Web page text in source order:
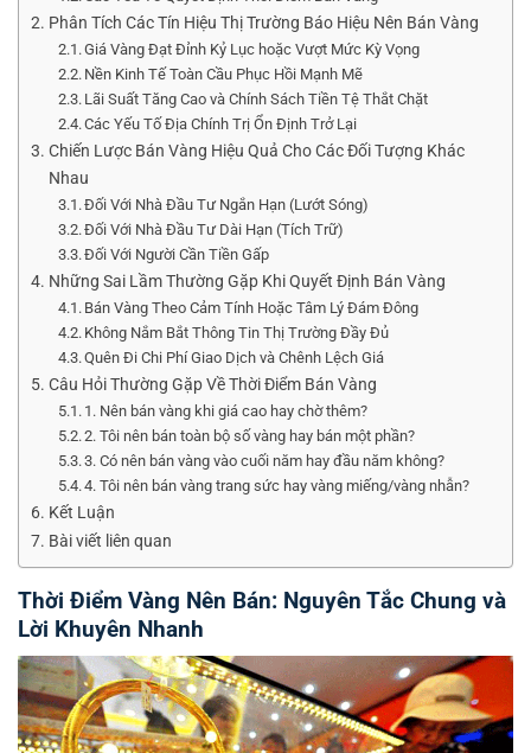
Phân Tích Các Tín Hiệu Thị Trường Báo Hiệu Nên Bán Vàng
Giá Vàng Đạt Đỉnh Kỷ Lục hoặc Vượt Mức Kỳ Vọng
Nền Kinh Tế Toàn Cầu Phục Hồi Mạnh Mẽ
Lãi Suất Tăng Cao và Chính Sách Tiền Tệ Thắt Chặt
Các Yếu Tố Địa Chính Trị Ổn Định Trở Lại
Chiến Lược Bán Vàng Hiệu Quả Cho Các Đối Tượng Khác
Nhau
Đối Với Nhà Đầu Tư Ngắn Hạn (Lướt Sóng)
Đối Với Nhà Đầu Tư Dài Hạn (Tích Trữ)
Đối Với Người Cần Tiền Gấp
Những Sai Lầm Thường Gặp Khi Quyết Định Bán Vàng
Bán Vàng Theo Cảm Tính Hoặc Tâm Lý Đám Đông
Không Nắm Bắt Thông Tin Thị Trường Đầy Đủ
Quên Đi Chi Phí Giao Dịch và Chênh Lệch Giá
Câu Hỏi Thường Gặp Về Thời Điểm Bán Vàng
1. Nên bán vàng khi giá cao hay chờ thêm?
2. Tôi nên bán toàn bộ số vàng hay bán một phần?
3. Có nên bán vàng vào cuối năm hay đầu năm không?
4. Tôi nên bán vàng trang sức hay vàng miếng/vàng nhẫn?
Kết Luận
Bài viết liên quan
Thời Điểm Vàng Nên Bán: Nguyên Tắc Chung và
Lời Khuyên Nhanh